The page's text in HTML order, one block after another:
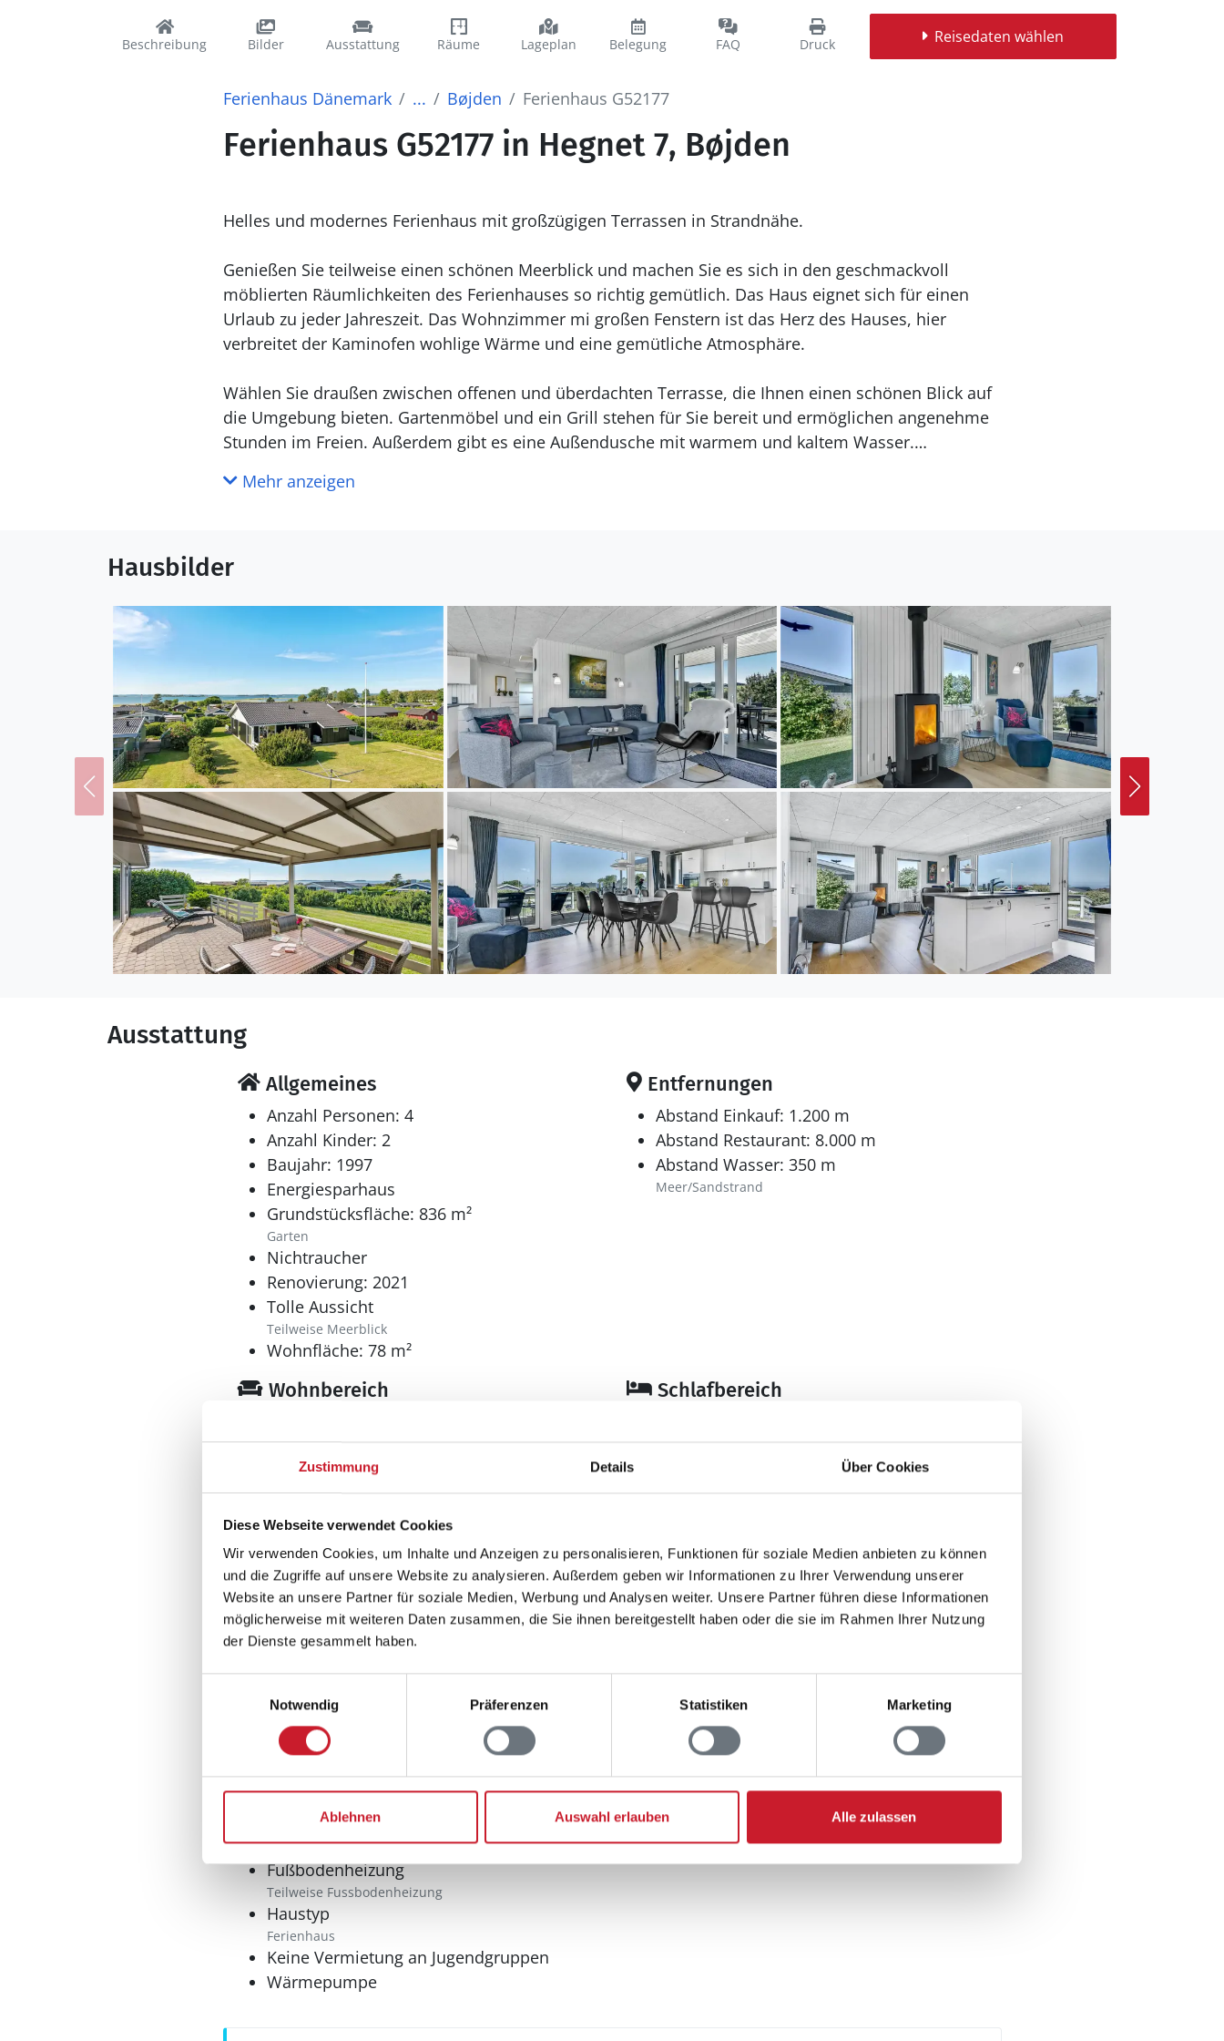
Zustimmung Details Über Cookies
Diese Webseite verwendet Cookies
Wir verwenden Cookies, um Inhalte und Anzeigen zu personalisieren, Funktionen für soziale Medien anbieten zu können
und die Zugriffe auf unsere Website zu analysieren. Außerdem geben wir Informationen zu Ihrer Verwendung unserer
Website an unsere Partner für soziale Medien, Werbung und Analysen weiter. Unsere Partner führen diese Informationen
möglicherweise mit weiteren Daten zusammen, die Sie ihnen bereitgestellt haben oder die sie im Rahmen Ihrer Nutzung
der Dienste gesammelt haben.
Notwendig
Präferenzen Statistiken Marketing
Ablehnen Auswahl erlauben Alle zulassen
Beschreibung Bilder Ausstattung Räume Lageplan Belegung FAQ Druck Reisedaten wählen
Ferienhaus Dänemark ... Bøjden Ferienhaus G52177
Ferienhaus G52177 in Hegnet 7, Bøjden
Helles und modernes Ferienhaus mit großzügigen Terrassen in Strandnähe.
Genießen Sie teilweise einen schönen Meerblick und machen Sie es sich in den geschmackvoll
möblierten Räumlichkeiten des Ferienhauses so richtig gemütlich. Das Haus eignet sich für einen
Urlaub zu jeder Jahreszeit. Das Wohnzimmer mi großen Fenstern ist das Herz des Hauses, hier
verbreitet der Kaminofen wohlige Wärme und eine gemütliche Atmosphäre.
Wählen Sie draußen zwischen offenen und überdachten Terrasse, die Ihnen einen schönen Blick auf
die Umgebung bieten. Gartenmöbel und ein Grill stehen für Sie bereit und ermöglichen angenehme
Stunden im Freien. Außerdem gibt es eine Außendusche mit warmem und kaltem Wasser.
Ein paar Schritte bringen Sie zum Strand. Genießen Sie hier herrliche Tage voller Sonne und
Das Ferienhaus ist die ideale Basis für einen Urlaub am Meer zu jeder Jahreszeit.
Mehr anzeigen
Hausbilder
Ausstattung
Allgemeines
Anzahl Personen: 4
Anzahl Kinder: 2
Baujahr: 1997
Energiesparhaus
Grundstücksfläche: 836 m²
Garten
Nichtraucher
Renovierung: 2021
Tolle Aussicht
Teilweise Meerblick
Wohnfläche: 78 m²
Entfernungen
Abstand Einkauf: 1.200 m
Abstand Restaurant: 8.000 m
Abstand Wasser: 350 m
Meer/Sandstrand
Wohnbereich Schlafbereich
Anzahl Schlafzimmer: 2
Dunstabzug
Herd
El-Kochplatten/Ofen
Kaffeemaschine
Kühlschrank
Dusche
Waschmaschine
Multimedia
DVD-Player
Internet
WLAN
Aussenbereich
Gartenmöbel
Grill
Terrasse: 1
Sonstiges
Fußbodenheizung
Teilweise Fussbodenheizung
Haustyp
Ferienhaus
Keine Vermietung an Jugendgruppen
Wärmepumpe